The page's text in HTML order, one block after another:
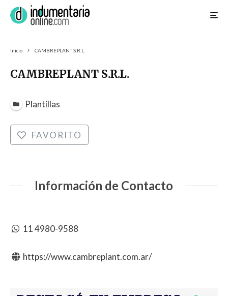
Inicio CAMBREPLANT S.R.L.
CAMBREPLANT S.R.L.
Plantillas
FAVORITO
Información de Contacto
11 4980-9588
https://www.cambreplant.com.ar/